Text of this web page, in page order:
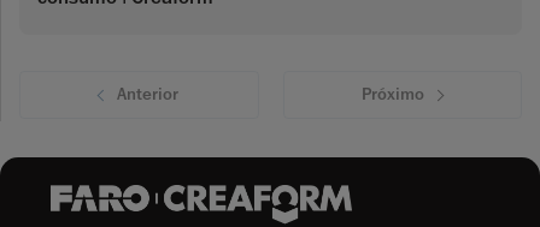
Anterior Próximo